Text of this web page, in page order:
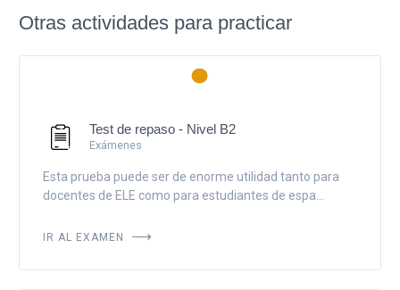
Otras actividades para practicar
Test de repaso - Nivel B2
Exámenes
Esta prueba puede ser de enorme utilidad tanto para
docentes de ELE como para estudiantes de espa...
IR AL EXAMEN